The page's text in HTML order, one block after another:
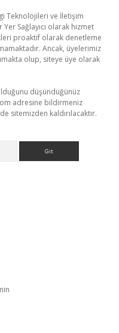
Teknolojileri ve İletişim
Sağlayıcı olarak hizmet
proaktif olarak denetleme
Ancak, üyelerimiz
olup, siteye üye olarak
düşündüğünüz
adresine bildirmeniz
sitemizden kaldırılacaktır.